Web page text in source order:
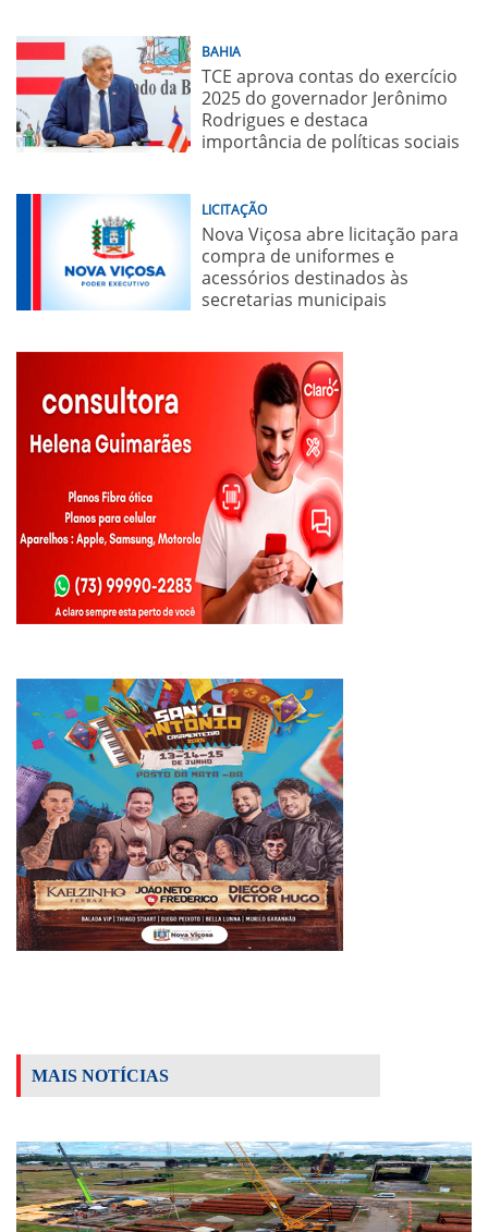
BAHIA
TCE aprova contas do exercício
2025 do governador Jerônimo
Rodrigues e destaca
importância de políticas sociais
LICITAÇÃO
Nova Viçosa abre licitação para
compra de uniformes e
acessórios destinados às
secretarias municipais
MAIS NOTÍCIAS